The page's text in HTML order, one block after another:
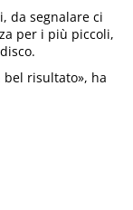
da segnalare ci
per i più piccoli,
risultato», ha